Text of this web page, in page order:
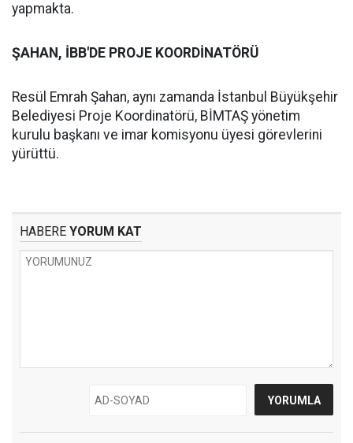
yapmakta.
ŞAHAN, İBB'DE PROJE KOORDİNATÖRÜ
Resül Emrah Şahan, aynı zamanda İstanbul Büyükşehir
Belediyesi Proje Koordinatörü, BİMTAŞ yönetim
kurulu başkanı ve imar komisyonu üyesi görevlerini
yürüttü.
HABERE YORUM KAT